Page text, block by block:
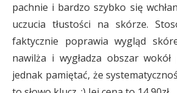
pachnie i bardzo szybko się
uczucia tłustości na skórze.
faktycznie poprawia wygląd
nawilża i wygładza obszar
jednak pamiętać, że